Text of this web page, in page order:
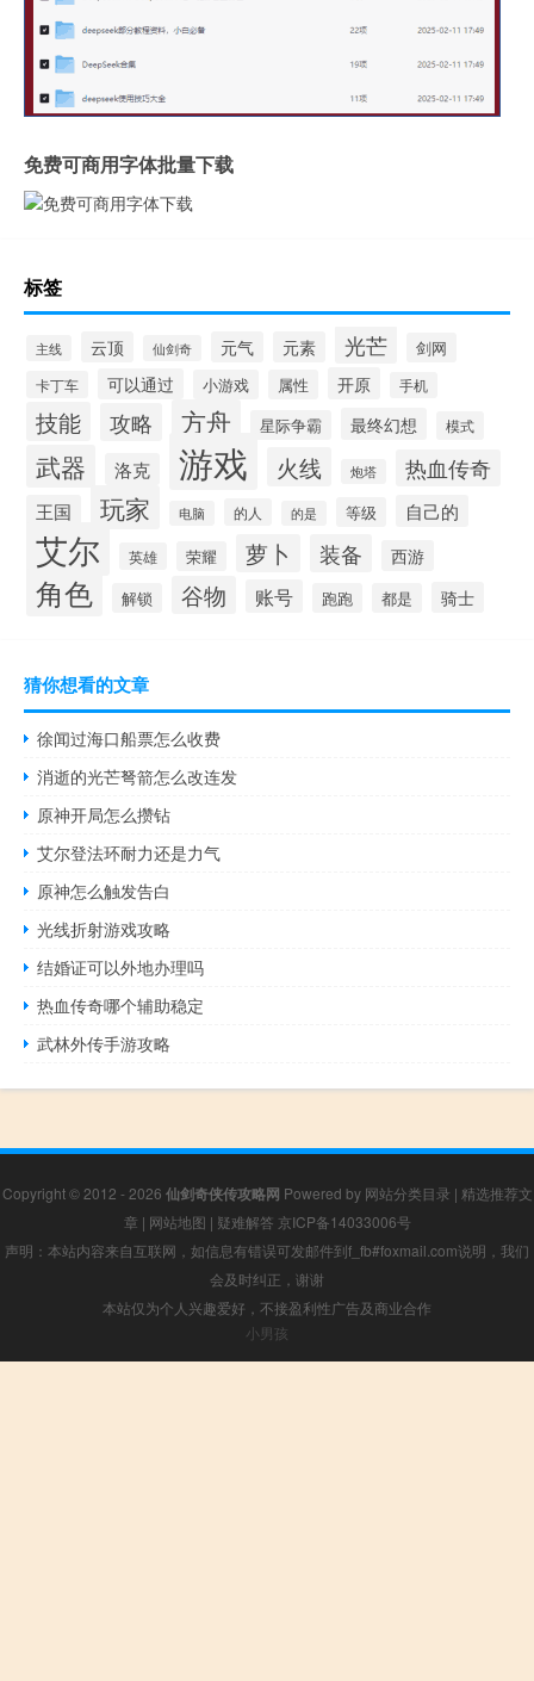
免费可商用字体批量下载
标签
主线 云顶 仙剑奇 元气 元素 光芒 剑网
卡丁车 可以通过 小游戏 属性 开原 手机
技能 攻略 方舟 星际争霸 最终幻想 模式
武器 洛克 游戏 火线 炮塔 热血传奇
王国 玩家 电脑 的人 的是 等级 自己的
艾尔 英雄 荣耀 萝卜 装备 西游
角色 解锁 谷物 账号 跑跑 都是 骑士
猜你想看的文章
徐闻过海口船票怎么收费
消逝的光芒弩箭怎么改连发
原神开局怎么攒钻
艾尔登法环耐力还是力气
原神怎么触发告白
光线折射游戏攻略
结婚证可以外地办理吗
热血传奇哪个辅助稳定
武林外传手游攻略
Copyright © 2012 - 2026 仙剑奇侠传攻略网 Powered by 网站分类目录 | 精选推荐文
章 | 网站地图 | 疑难解答 京ICP备14033006号
声明：本站内容来自互联网，如信息有错误可发邮件到f_fb#foxmail.com说明，我们
会及时纠正，谢谢
本站仅为个人兴趣爱好，不接盈利性广告及商业合作
小男孩